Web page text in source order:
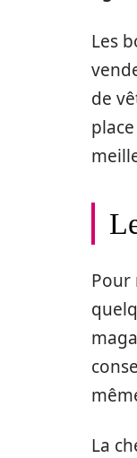
Les
de
Pour
La